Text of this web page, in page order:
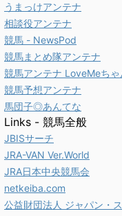
うまっけアンテナ
相談役アンテナ
競馬 - NewsPod
競馬まとめ隊アンテナ
競馬アンテナ LoveMeちゃ
競馬予想アンテナ
馬団子◎あんてな
Links - 競馬全般
JBISサーチ
JRA-VAN Ver.World
JRA日本中央競馬会
netkeiba.com
公益財団法人 ジャパン・